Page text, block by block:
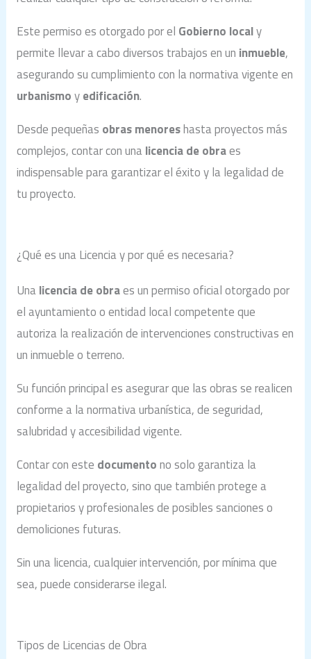
Este permiso es otorgado por el Gobierno localy
permite llevar a cabo diversos trabajos en un inmueble,
asegurando su cumplimiento con la normativa vigente en
urbanismoyedificación.
Desde pequeñas obras menoreshasta proyectos más
complejos, contar con unalicencia de obraes
indispensable para garantizar el éxito y la legalidad de
tu proyecto.
¿Qué es una Licencia y por qué es necesaria?
Unalicencia de obraes un permiso oficial otorgado por
el ayuntamiento o entidad local competente que
autoriza la realización de intervenciones constructivas en
un inmueble o terreno.
Su función principal es asegurar que las obras se realicen
conforme a la normativa urbanística, de seguridad,
salubridad y accesibilidad vigente.
Contar con este documentono solo garantiza la
legalidad del proyecto, sino que también protege a
propietarios y profesionales de posibles sanciones o
demoliciones futuras.
Sin una licencia, cualquier intervención, por mínima que
sea, puede considerarse ilegal.
Tipos de Licencias de Obra